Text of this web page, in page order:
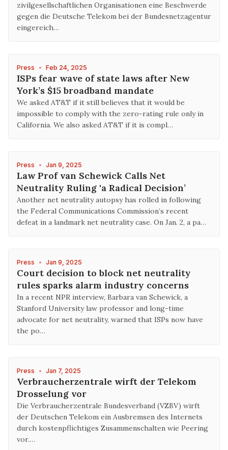
zivilgesellschaftlichen Organisationen eine Beschwerde
gegen die Deutsche Telekom bei der Bundesnetzagentur
eingereich…
Press • Feb 24, 2025
ISPs fear wave of state laws after New
York’s $15 broadband mandate
We asked AT&T if it still believes that it would be
impossible to comply with the zero-rating rule only in
California. We also asked AT&T if it is compl…
Press • Jan 9, 2025
Law Prof van Schewick Calls Net
Neutrality Ruling 'a Radical Decision’
Another net neutrality autopsy has rolled in following
the Federal Communications Commission’s recent
defeat in a landmark net neutrality case. On Jan. 2, a pa…
Press • Jan 9, 2025
Court decision to block net neutrality
rules sparks alarm industry concerns
In a recent NPR interview, Barbara van Schewick, a
Stanford University law professor and long-time
advocate for net neutrality, warned that ISPs now have
the po…
Press • Jan 7, 2025
Verbraucherzentrale wirft der Telekom
Drosselung vor
Die Verbraucherzentrale Bundesverband (VZBV) wirft
der Deutschen Telekom ein Ausbremsen des Internets
durch kostenpflichtiges Zusammenschalten wie Peering
vor.…